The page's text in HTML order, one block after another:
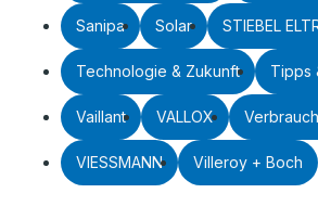
Sanipa Solar STIEBEL
Technologie & Zukunft Tipps
Vaillant VALLOX
VIESSMANN Villeroy + Boch